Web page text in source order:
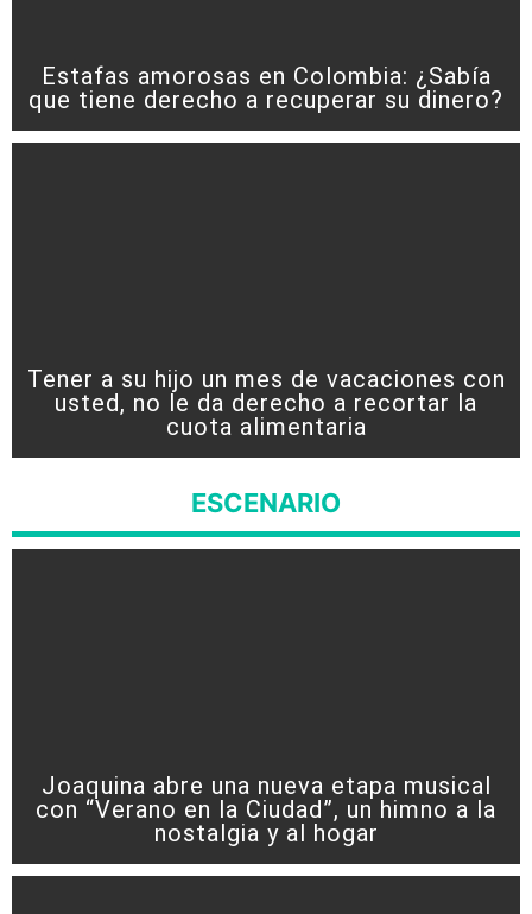
Estafas amorosas en Colombia: ¿Sabía
que tiene derecho a recuperar su dinero?
Tener a su hijo un mes de vacaciones con
usted, no le da derecho a recortar la
cuota alimentaria
ESCENARIO
Joaquina abre una nueva etapa musical
con “Verano en la Ciudad”, un himno a la
nostalgia y al hogar